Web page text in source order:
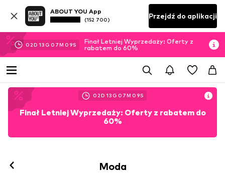
ABOUT YOU App
(152 700) Przejdź do aplikacji
02D 13 G 07M 07S
Finał Letniej Wyprzedaży: Oferty z
rabatem do 60%
02D 13 G 07M 07S
Finał Letniej Wyprzedaży: Oferty z rabatem do
60%
Moda